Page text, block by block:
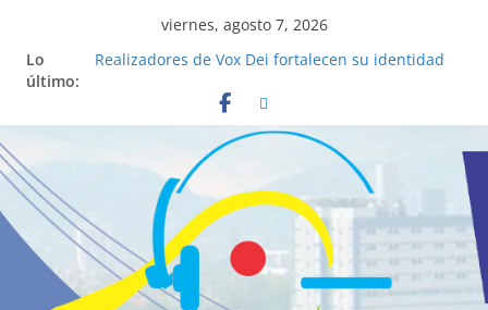
viernes, agosto 7, 2026
Lo
último:
Realizadores de Vox Dei fortalecen su identidad
La ciencia desvela los 5 secretos que tiene
fácilmente un católico para convertirse en
“Superancianos”
Pop Up Market atrae a cientos de visitantes y
dinamiza la economía local
Salud mental a la mesa: la importancia de
hablarlo en familia
Lo que tienen en común la nueva Película Toy
Story 5 y el Papa León XIV